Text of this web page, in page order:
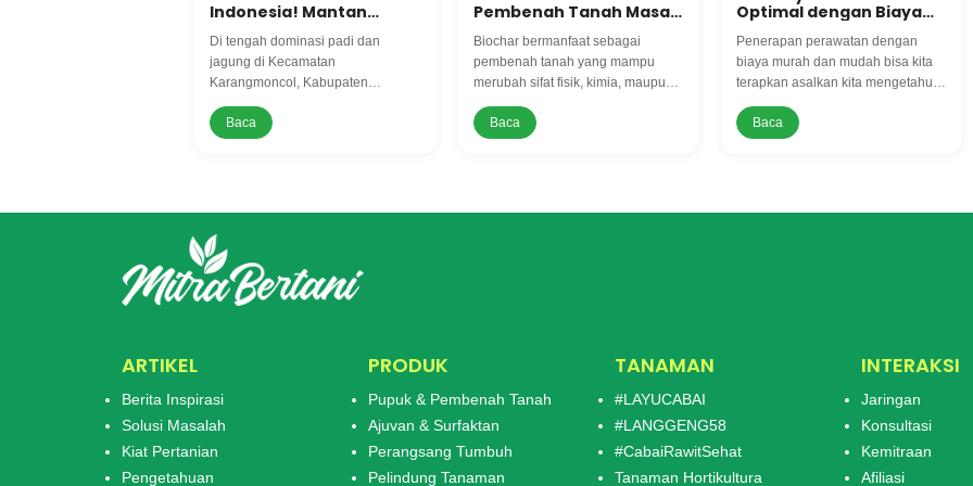
Indonesia! Mantan
Pelopor Budidaya Cabai
di Karangmoncol
Di tengah dominasi padi dan
jagung di Kecamatan
Karangmoncol, Kabupaten
Purbalingga, muncul sosok
inspiratif yang berani menantang
Baca
Pembenah Tanah Masa
Biochar bermanfaat sebagai
pembenah tanah yang mampu
merubah sifat fisik, kimia, maupun
biologis tanah. Sehingga mampu
meningkatkan kesuburan tanah
Baca
Optimal dengan Biaya
Fungisida
Penerapan perawatan dengan
biaya murah dan mudah bisa kita
terapkan asalkan kita mengetahui
kiatnya dengan benar, seperti
pemupukan yang tepat jenis dan
Baca
ARTIKEL
Berita Inspirasi
Solusi Masalah
Kiat Pertanian
Pengetahuan
PRODUK
Pupuk & Pembenah Tanah
Ajuvan & Surfaktan
Perangsang Tumbuh
Pelindung Tanaman
TANAMAN
#LAYUCABAI
#LANGGENG58
#CabaiRawitSehat
Tanaman Hortikultura
INTERAKSI
Jaringan
Konsultasi
Kemitraan
Afiliasi